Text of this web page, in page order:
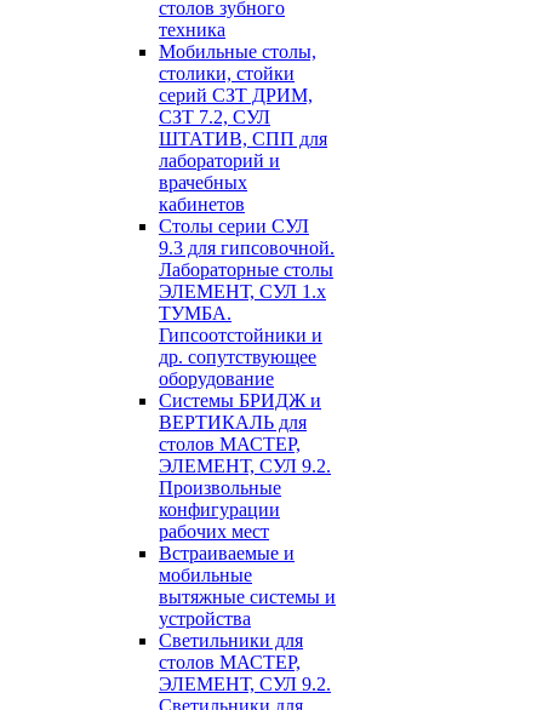
столов зубного
техника
Мобильные столы,
столики, стойки
серий СЗТ ДРИМ,
СЗТ 7.2, СУЛ
ШТАТИВ, СПП для
лабораторий и
врачебных
кабинетов
Столы серии СУЛ
9.3 для гипсовочной.
Лабораторные столы
ЭЛЕМЕНТ, СУЛ 1.х
ТУМБА.
Гипсоотстойники и
др. сопутствующее
оборудование
Системы БРИДЖ и
ВЕРТИКАЛЬ для
столов МАСТЕР,
ЭЛЕМЕНТ, СУЛ 9.2.
Произвольные
конфигурации
рабочих мест
Встраиваемые и
мобильные
вытяжные системы и
устройства
Светильники для
столов МАСТЕР,
ЭЛЕМЕНТ, СУЛ 9.2.
Светильники для